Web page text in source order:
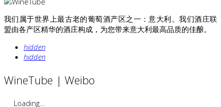
我们属于世界上最古老的葡萄酒产区之一：意大利。我们酒庄联
盟由各产区精华的酒庄构成，为您带来意大利最高品质的佳酿。
hidden
hidden
WineTube | Weibo
Loading...